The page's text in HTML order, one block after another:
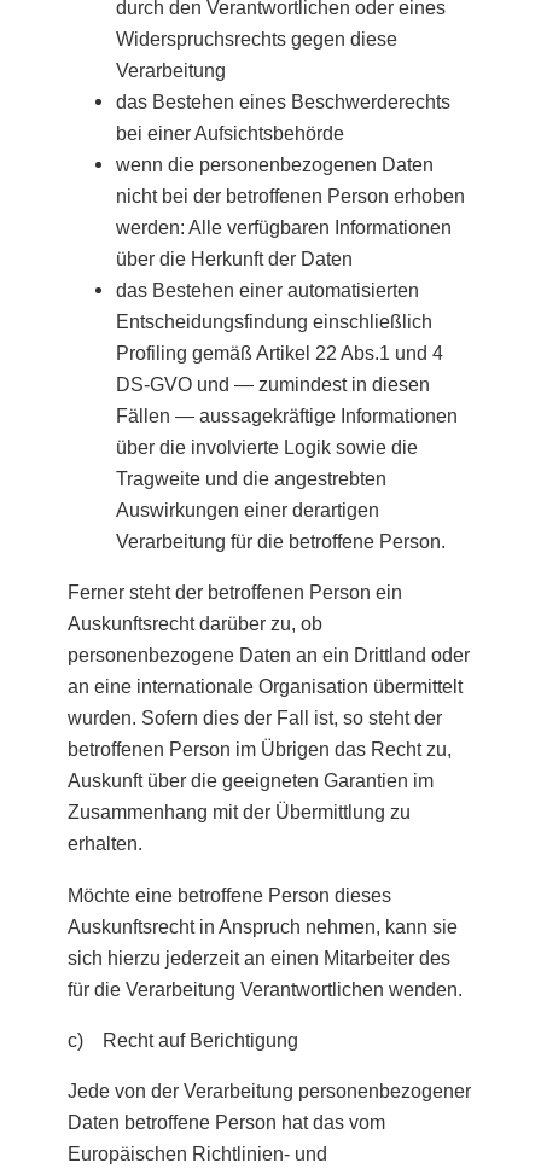
durch den Verantwortlichen oder eines
Widerspruchsrechts gegen diese
Verarbeitung
das Bestehen eines Beschwerderechts
bei einer Aufsichtsbehörde
wenn die personenbezogenen Daten
nicht bei der betroffenen Person erhoben
werden: Alle verfügbaren Informationen
über die Herkunft der Daten
das Bestehen einer automatisierten
Entscheidungsfindung einschließlich
Profiling gemäß Artikel 22 Abs.1 und 4
DS-GVO und — zumindest in diesen
Fällen — aussagekräftige Informationen
über die involvierte Logik sowie die
Tragweite und die angestrebten
Auswirkungen einer derartigen
Verarbeitung für die betroffene Person.
Ferner steht der betroffenen Person ein
Auskunftsrecht darüber zu, ob
personenbezogene Daten an ein Drittland oder
an eine internationale Organisation übermittelt
wurden. Sofern dies der Fall ist, so steht der
betroffenen Person im Übrigen das Recht zu,
Auskunft über die geeigneten Garantien im
Zusammenhang mit der Übermittlung zu
erhalten.
Möchte eine betroffene Person dieses
Auskunftsrecht in Anspruch nehmen, kann sie
sich hierzu jederzeit an einen Mitarbeiter des
für die Verarbeitung Verantwortlichen wenden.
c) Recht auf Berichtigung
Jede von der Verarbeitung personenbezogener
Daten betroffene Person hat das vom
Europäischen Richtlinien- und